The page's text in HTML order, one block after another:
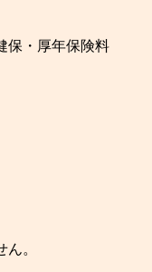
保・厚年保険料
。